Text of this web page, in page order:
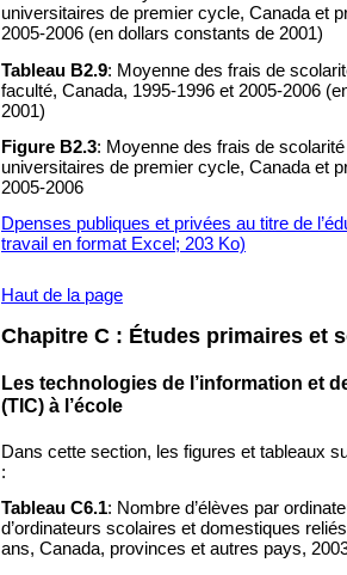
universitaires de premier cycle, Canada et
2005-2006 (en dollars constants de 2001)
Tableau B2.9: Moyenne des frais de
faculté, Canada, 1995-1996 et 2005-2006
2001)
Figure B2.3: Moyenne des frais de
universitaires de premier cycle, Canada et
2005-2006
Dpenses publiques et privées au titre de
travail en format Excel; 203 Ko)
Haut de la page
Chapitre C : Études primaires et
Les technologies de l’information et
(TIC) à l’école
Dans cette section, les figures et tableaux
:
Tableau C6.1: Nombre d’élèves par
d’ordinateurs scolaires et domestiques
ans, Canada, provinces et autres pays,